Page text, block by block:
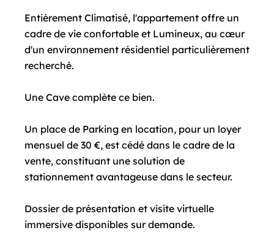
Entièrement Climatisé, l'appartement offre un
cadre de vie confortable et Lumineux, au cœur
d'un environnement résidentiel particulièrement
recherché.
Une Cave complète ce bien.
Un place de Parking en location, pour un loyer
mensuel de 30 €, est cédé dans le cadre de la
vente, constituant une solution de
stationnement avantageuse dans le secteur.
Dossier de présentation et visite virtuelle
immersive disponibles sur demande.